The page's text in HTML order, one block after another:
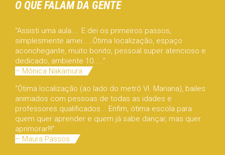
O QUE FALAM DA GENTE
“Assisti uma aula.... E dei os primeiros passos,
simplesmente amei.....Ótima localização, espaço
aconchegante, muito bonito, pessoal super atencioso e
dedicado, ambiente 10.....”
– Mônica Nakamura
“Ótima localização (ao lado do metrô Vl. Mariana), bailes
animados com pessoas de todas as idades e
professores qualificados... Enfim, ótima escola para
quem quer aprender e quem já sabe dançar, mas quer
aprimorar!!!”
– Maura Passos